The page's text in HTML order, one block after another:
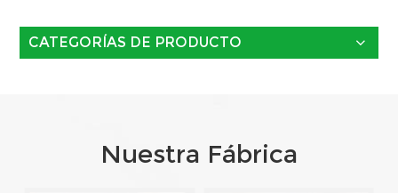
CATEGORÍAS DE PRODUCTO
Nuestra Fábrica